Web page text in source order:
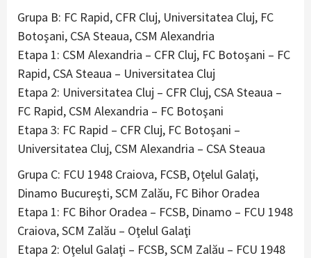
Grupa B: FC Rapid, CFR Cluj, Universitatea Cluj, FC
Botoşani, CSA Steaua, CSM Alexandria
Etapa 1: CSM Alexandria – CFR Cluj, FC Botoşani – FC
Rapid, CSA Steaua – Universitatea Cluj
Etapa 2: Universitatea Cluj – CFR Cluj, CSA Steaua –
FC Rapid, CSM Alexandria – FC Botoşani
Etapa 3: FC Rapid – CFR Cluj, FC Botoşani –
Universitatea Cluj, CSM Alexandria – CSA Steaua
Grupa C: FCU 1948 Craiova, FCSB, Oţelul Galaţi,
Dinamo Bucureşti, SCM Zalău, FC Bihor Oradea
Etapa 1: FC Bihor Oradea – FCSB, Dinamo – FCU 1948
Craiova, SCM Zalău – Oţelul Galaţi
Etapa 2: Oţelul Galaţi – FCSB, SCM Zalău – FCU 1948